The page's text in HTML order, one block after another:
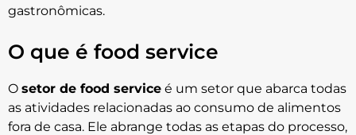
gastronômicas.
O que é food service
O setor de food service é um setor que abarca todas
as atividades relacionadas ao consumo de alimentos
fora de casa. Ele abrange todas as etapas do processo,